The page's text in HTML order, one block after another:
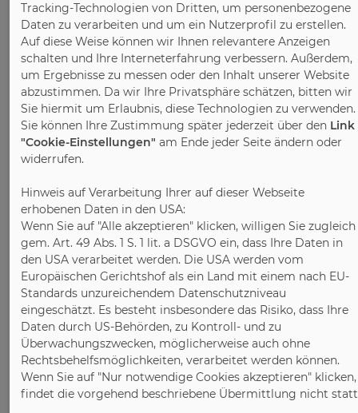
The Verband der Holzwirtschaft und
Kunststoffverarbeitung Bayern / Thüringen
e.V. is the contact and lobby of the industry.
In addition to family businesses and high-
performing medium-sized companies, its
members include all the major structures of
the industry as well as German subsidiaries
of internationally active corporations. The
and represent the economic, political and
technical interests of the Bavarian and
Thuringian timber industry and plastics
processing industry vis-à-vis politicians,
trade unions and the general public. The
association accompanies and advocates
(also in cooperation with its leading
associations for the interests) for the
interests of its members at the state,
federal and European level in order to make
the general conditions of the industry as
Tracking-Technologien von Dritten, um personenbezogene
Daten zu verarbeiten und um ein Nutzerprofil zu erstellen.
Auf diese Weise können wir Ihnen relevantere Anzeigen
schalten und Ihre Interneterfahrung verbessern. Außerdem,
um Ergebnisse zu messen oder den Inhalt unserer Website
abzustimmen. Da wir Ihre Privatsphäre schätzen, bitten wir
Sie hiermit um Erlaubnis, diese Technologien zu verwenden.
Sie können Ihre Zustimmung später jederzeit über den Link
"Cookie-Einstellungen" am Ende jeder Seite ändern oder
widerrufen.
Hinweis auf Verarbeitung Ihrer auf dieser Webseite
erhobenen Daten in den USA:
Wenn Sie auf "Alle akzeptieren" klicken, willigen Sie zugleich
gem. Art. 49 Abs. 1 S. 1 lit. a DSGVO ein, dass Ihre Daten in
den USA verarbeitet werden. Die USA werden vom
Europäischen Gerichtshof als ein Land mit einem nach EU-
Standards unzureichendem Datenschutzniveau
eingeschätzt. Es besteht insbesondere das Risiko, dass Ihre
Daten durch US-Behörden, zu Kontroll- und zu
Überwachungszwecken, möglicherweise auch ohne
Rechtsbehelfsmöglichkeiten, verarbeitet werden können.
Wenn Sie auf "Nur notwendige Cookies akzeptieren" klicken,
findet die vorgehend beschriebene Übermittlung nicht